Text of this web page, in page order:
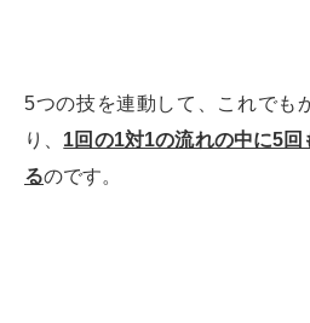
5つの技を連動して、これでも
り、 1回の1対1の流れの中に5
るのです。